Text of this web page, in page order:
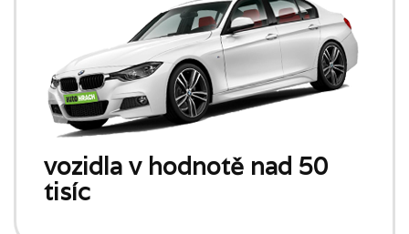
vozidla v hodnotě nad 50
tisíc